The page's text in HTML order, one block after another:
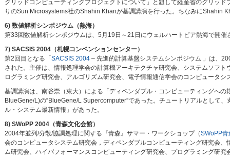
グリッドコンピューティングプロジェクトについて」と題して経産省のグリッ
りのSun Microsystems社のShahin Khanが基調講演を行った。ちなみにShahin
6) 数値解析シンポジウム（熱海）
第33回数値解析シンポジウムは、5月19日～21日にウェルハートピア熱海で開
7) SACSIS 2004（札幌コンベンションセンター）
第2回目となる「 SACSIS 2004– 先進的計算基盤システムシンポジウム 」は、
された。主催は、情報処理学会の計算機アーキテクチャ研究会、システムソフ
ログラミング研究会、アルゴリズム研究会、電子情報通信学会のコンピュータ
基調講演は、南谷崇（東大）による「ディペンダブル・コンピューティングへ
BlueGene/L)の“BlueGene/L Supercomputer”であった。チュートリアルとして
ル・システム最新情報」があった。
8) SWoPP 2004（青森文化会館）
2004年並列/分散/協調処理に関する『青森』サマー・ワークショップ（SWoPP
会のコンピュータシステム研究会，ディペンダブルコンピューティング研究会
ム研究会、ハイパフォーマンスコンピューティング研究会、プログラミング研究